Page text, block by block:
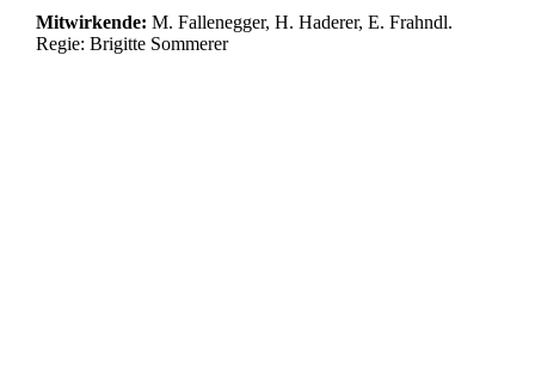
Mitwirkende: M. Fallenegger, H. Haderer, E. Frahndl.
Regie: Brigitte Sommerer